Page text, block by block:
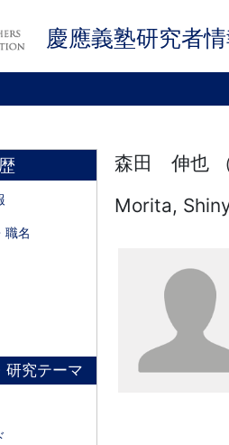
慶應義塾研究者
職名
研究テーマ
森田 伸也
Morita,